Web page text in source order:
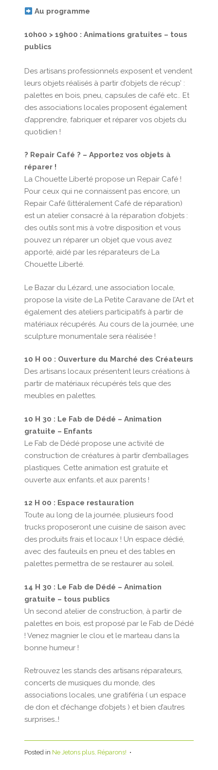
Au programme
10h00 > 19h00 : Animations gratuites – tous
publics
Des artisans professionnels exposent et vendent
leurs objets réalisés à partir d’objets de récup’ :
palettes en bois, pneu, capsules de café etc.. Et
des associations locales proposent également
d’apprendre, fabriquer et réparer vos objets du
quotidien !
? Repair Café ? – Apportez vos objets à
réparer !
La Chouette Liberté propose un Repair Café !
Pour ceux qui ne connaissent pas encore, un
Repair Café (littéralement Café de réparation)
est un atelier consacré à la réparation d’objets :
des outils sont mis à votre disposition et vous
pouvez un réparer un objet que vous avez
apporté, aidé par les réparateurs de La
Chouette Liberté.
Le Bazar du Lézard, une association locale,
propose la visite de La Petite Caravane de l’Art et
également des ateliers participatifs à partir de
matériaux récupérés. Au cours de la journée, une
sculpture monumentale sera réalisée !
10 H 00 : Ouverture du Marché des Créateurs
Des artisans locaux présentent leurs créations à
partir de matériaux récupérés tels que des
meubles en palettes.
10 H 30 : Le Fab de Dédé – Animation
gratuite – Enfants
Le Fab de Dédé propose une activité de
construction de créatures à partir d’emballages
plastiques. Cette animation est gratuite et
ouverte aux enfants..et aux parents !
12 H 00 : Espace restauration
Toute au long de la journée, plusieurs food
trucks proposeront une cuisine de saison avec
des produits frais et locaux ! Un espace dédié,
avec des fauteuils en pneu et des tables en
palettes permettra de se restaurer au soleil.
14 H 30 : Le Fab de Dédé – Animation
gratuite – tous publics
Un second atelier de construction, à partir de
palettes en bois, est proposé par le Fab de Dédé
! Venez magnier le clou et le marteau dans la
bonne humeur !
Retrouvez les stands des artisans réparateurs,
concerts de musiques du monde, des
associations locales, une gratiféria ( un espace
de don et d’échange d’objets ) et bien d’autres
surprises…!
Posted in Ne Jetons plus, Réparons! •